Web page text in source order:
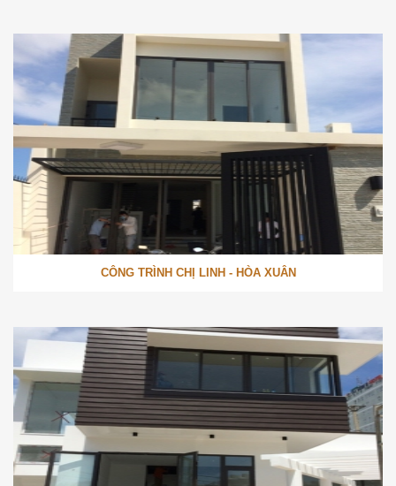
CÔNG TRÌNH CHỊ LINH - HÒA XUÂN